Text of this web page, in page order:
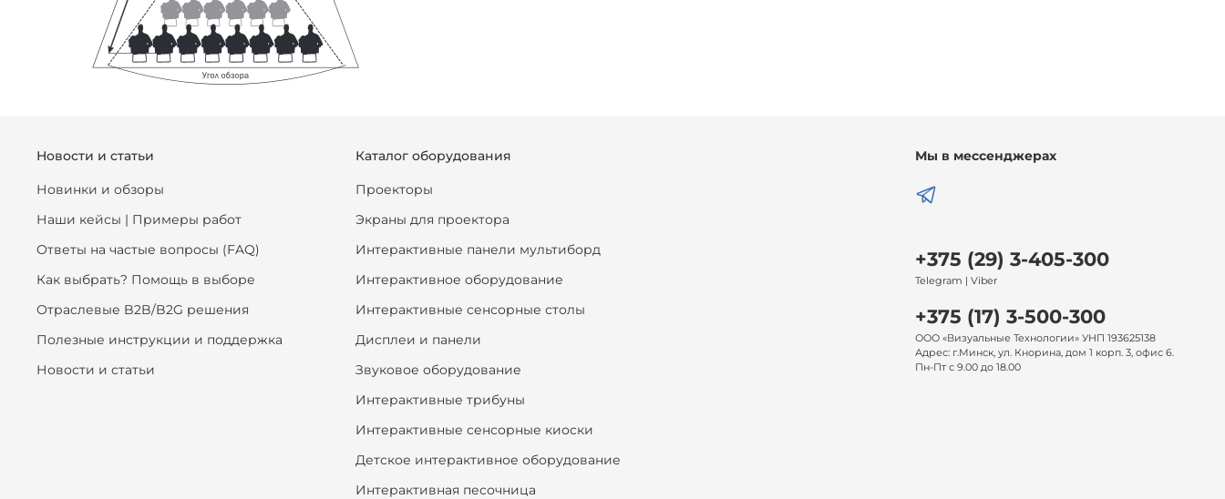
Новости и статьи
Новинки и обзоры
Наши кейсы | Примеры работ
Ответы на частые вопросы (FAQ)
Как выбрать? Помощь в выборе
Отраслевые B2B/B2G решения
Полезные инструкции и поддержка
Новости и статьи
Каталог оборудования
Проекторы
Экраны для проектора
Интерактивные панели мультиборд
Интерактивное оборудование
Интерактивные сенсорные столы
Дисплеи и панели
Звуковое оборудование
Интерактивные трибуны
Интерактивные сенсорные киоски
Детское интерактивное оборудование
Интерактивная песочница
Мы в мессенджерах
+375 (29) 3-405-300
Telegram | Viber
+375 (17) 3-500-300
ООО «Визуальные Технологии» УНП 193625138
Адрес: г.Минск, ул. Кнорина, дом 1 корп. 3, офис 6.
Пн-Пт с 9.00 до 18.00